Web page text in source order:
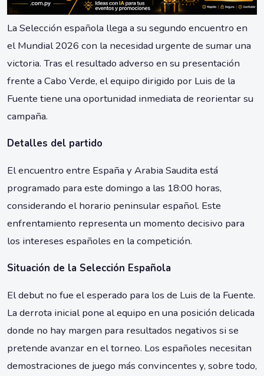
La Selección española llega a su segundo encuentro en
el Mundial 2026 con la necesidad urgente de sumar una
victoria. Tras el resultado adverso en su presentación
frente a Cabo Verde, el equipo dirigido por Luis de la
Fuente tiene una oportunidad inmediata de reorientar su
campaña.
Detalles del partido
El encuentro entre España y Arabia Saudita está
programado para este domingo a las 18:00 horas,
considerando el horario peninsular español. Este
enfrentamiento representa un momento decisivo para
los intereses españoles en la competición.
Situación de la Selección Española
El debut no fue el esperado para los de Luis de la Fuente.
La derrota inicial pone al equipo en una posición delicada
donde no hay margen para resultados negativos si se
pretende avanzar en el torneo. Los españoles necesitan
demostraciones de juego más convincentes y, sobre todo,